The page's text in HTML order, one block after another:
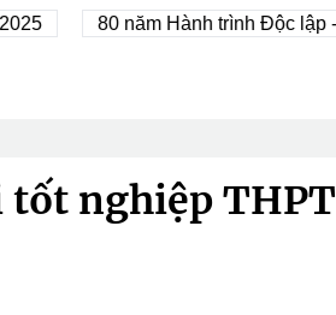
80 năm Hành trình Độc lập - Tự
nghiệp THPT